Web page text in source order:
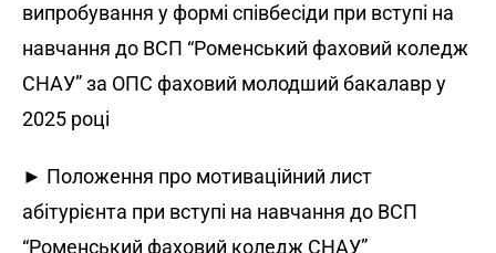
випробування у формі співбесіди при вступі на
навчання до ВСП “Роменський фаховий коледж
СНАУ” за ОПС фаховий молодший бакалавр у
2025 році
► Положення про мотиваційний лист
абітурієнта при вступі на навчання до ВСП
“Роменський фаховий коледж СНАУ”